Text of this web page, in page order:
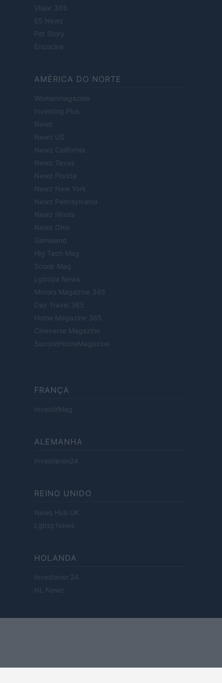
Viajar 365
ES Newz
Pet Story
Encocina
AMÉRICA DO NORTE
Womanmagazine
Investing Plus
Newz
Newz US
Newz California
Newz Texas
Newz Florida
Newz New York
Newz Pennsylvania
Newz Illinois
Newz Ohio
Gameland
Hig Tech Mag
Scoop Mag
Lgbtqia News
Motors Magazine 365
Day Travel 365
Home Magazine 365
Cineverse Magazine
SecondHomeMagazine
FRANÇA
InvestirMag
ALEMANHA
Investieren24
REINO UNIDO
News Hub UK
Lgbtq News
HOLANDA
Investeren 24
NL Newz